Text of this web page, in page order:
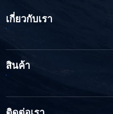
เกี่ยวกับเรา
สินค้า